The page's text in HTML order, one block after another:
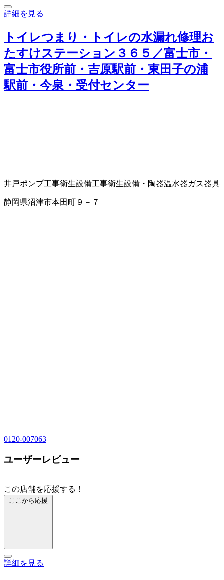
詳細を見る
トイレつまり・トイレの水漏れ修理お
たすけステーション３６５／富士市・
富士市役所前・吉原駅前・東田子の浦
駅前・今泉・受付センター
井戸ポンプ工事衛生設備工事衛生設備・陶器温水器ガス器具
静岡県沼津市本田町９－７
0120-007063
ユーザーレビュー
この店舗を応援する！
ここから応援
詳細を見る